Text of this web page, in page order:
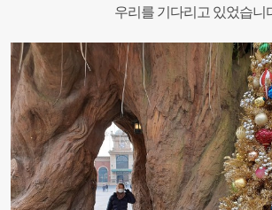
우리를 기다리고 있었습니